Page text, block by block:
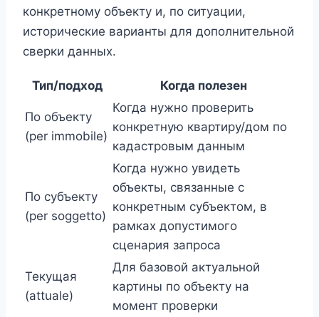
конкретному объекту и, по ситуации,
исторические варианты для дополнительной
сверки данных.
Тип/подход Когда полезен
По объекту
(per immobile)
Когда нужно проверить
конкретную квартиру/дом по
кадастровым данным
По субъекту
(per soggetto)
Когда нужно увидеть
объекты, связанные с
конкретным субъектом, в
рамках допустимого
сценария запроса
Текущая
(attuale)
Для базовой актуальной
картины по объекту на
момент проверки